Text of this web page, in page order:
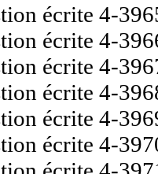
écrite 4-
écrite 4-
écrite 4-
écrite 4-
écrite 4-
écrite 4-